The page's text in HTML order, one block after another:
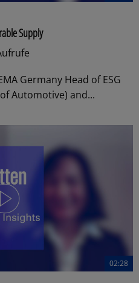
Supply
Germany Head of ESG
Automotive) and...
02:28